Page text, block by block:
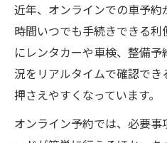
近年、オンラインでの車予
時間いつでも手続きできる
にレンタカーや車検、整備
況をリアルタイムで確認で
押さえやすくなっています。
オンライン予約では、必要